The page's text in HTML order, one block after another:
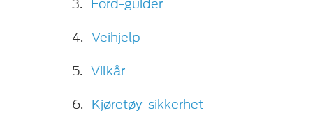
4. Veihjelp
5. Vilkår
6. Kjøretøy-sikkerhet